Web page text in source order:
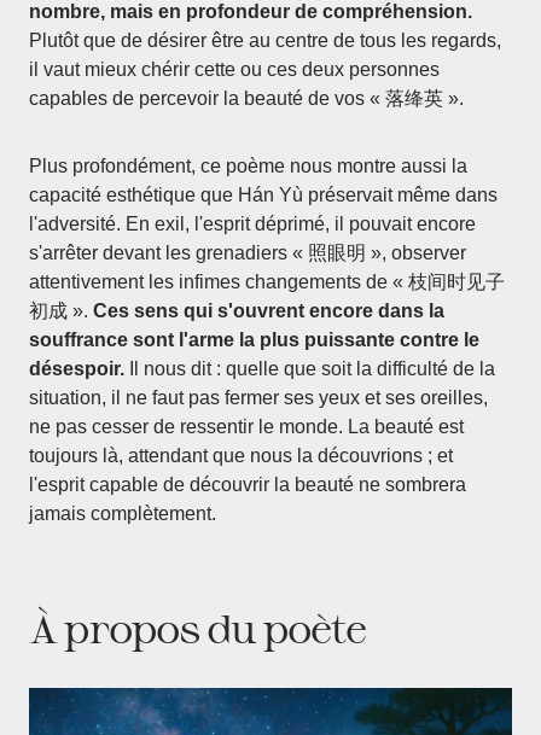
nombre, mais en profondeur de compréhension.
Plutôt que de désirer être au centre de tous les regards,
il vaut mieux chérir cette ou ces deux personnes
capables de percevoir la beauté de vos « 落绛英 ».
Plus profondément, ce poème nous montre aussi la
capacité esthétique que Hán Yù préservait même dans
l'adversité. En exil, l'esprit déprimé, il pouvait encore
s'arrêter devant les grenadiers « 照眼明 », observer
attentivement les infimes changements de « 枝间时见子
初成 ». Ces sens qui s'ouvrent encore dans la
souffrance sont l'arme la plus puissante contre le
désespoir. Il nous dit : quelle que soit la difficulté de la
situation, il ne faut pas fermer ses yeux et ses oreilles,
ne pas cesser de ressentir le monde. La beauté est
toujours là, attendant que nous la découvrions ; et
l'esprit capable de découvrir la beauté ne sombrera
jamais complètement.
À propos du poète